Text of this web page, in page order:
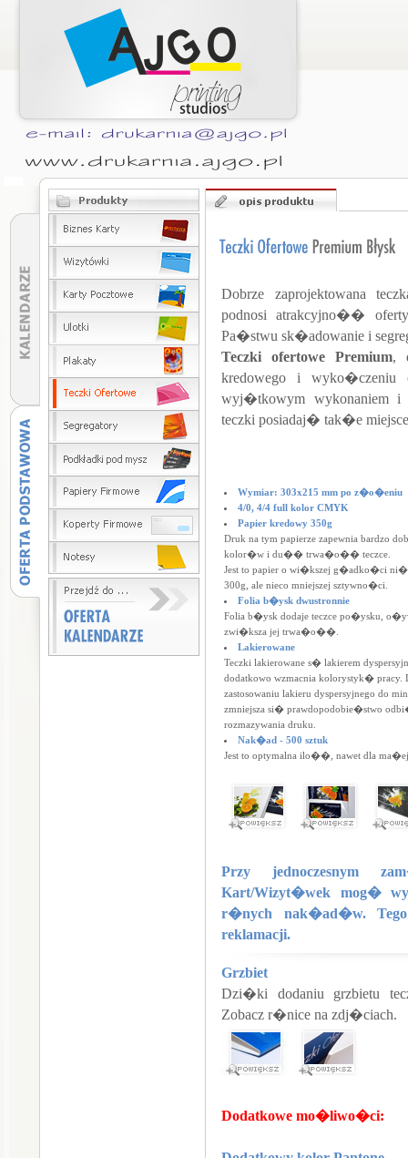
Dobrze zaprojektowana
podnosi atrakcyjno��
Pa�stwu sk�adowanie i
Teczki ofertowe Premium,
kredowego i
wyj�tkowym wykonaniem
teczki posiadaj� tak�e
Wymiar: 303x215 mm po z�o�eniu
4/0, 4/4 full kolor CMYK
Papier kredowy 350g
Druk na tym papierze zapewnia bardzo
kolor�w i du�� trwa�o�� teczce.
Jest to papier o wi�kszej g�adko�ci
300g, ale nieco mniejszej sztywno�ci.
Folia b�ysk dwustronnie
Folia b�ysk dodaje teczce po�ysku,
zwi�ksza jej trwa�o��.
Lakierowane
Teczki lakierowane s� lakierem
dodatkowo wzmacnia kolorystyk�
zastosowaniu lakieru dyspersyjnego do
zmniejsza si� prawdopodobie�stwo
rozmazywania druku.
Nak�ad - 500 sztuk
Jest to optymalna ilo��, nawet dla
Przy jednoczesnym
Kart/Wizyt�wek mog�
r�nych nak�ad�w.
reklamacji.
Grzbiet
Dzi�ki dodaniu grzbietu
Zobacz r�nice na zdj�ciach.
Dodatkowe mo�liwo�ci: